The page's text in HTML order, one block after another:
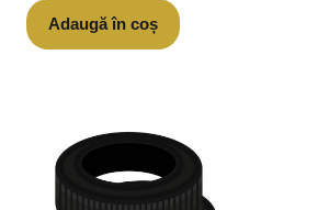
Adaugă în coș